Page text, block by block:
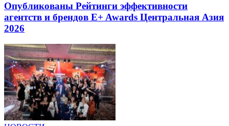
Опубликованы Рейтинги эффективности
агентств и брендов E+ Awards Центральная Азия
2026